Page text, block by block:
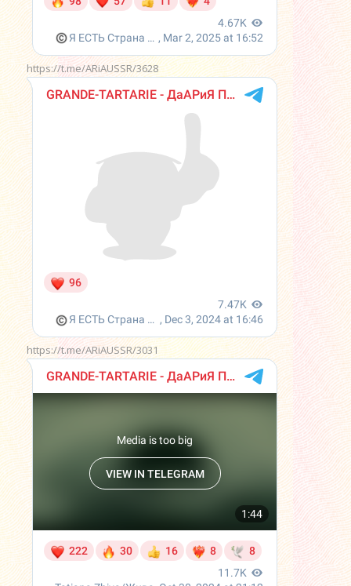
https://t.me/ARiAUSSR/3628
https://t.me/ARiAUSSR/3031